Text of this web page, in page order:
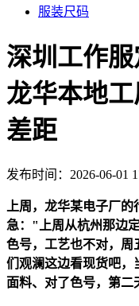
服装尺码
深圳工作服
龙华本地
差距
发布时间：2026-06-01
上周，龙华某电子厂
急："上周从杭州那边
色号，工艺也不对，
们观澜这边看现货吧，
面料、对了色号，第二